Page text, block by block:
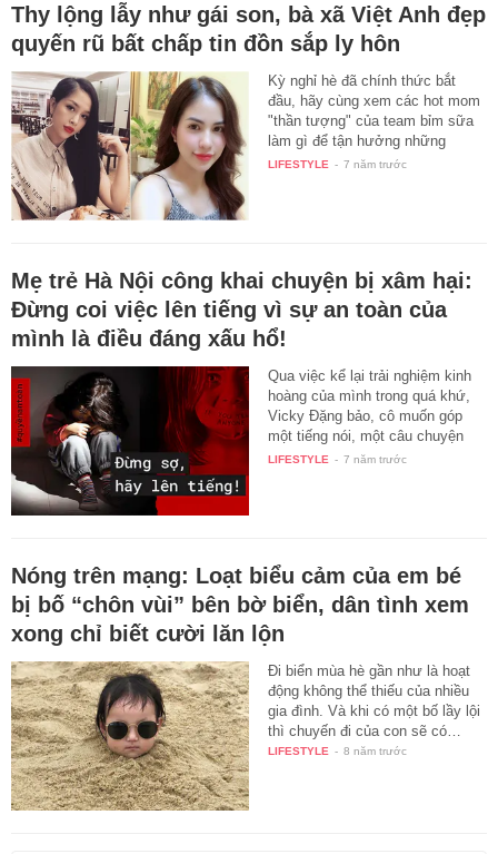
Thy lộng lẫy như gái son, bà xã Việt Anh đẹp
quyến rũ bất chấp tin đồn sắp ly hôn
Kỳ nghỉ hè đã chính thức bắt
đầu, hãy cùng xem các hot mom
"thần tượng" của team bỉm sữa
làm gì để tận hưởng những
ngày…
LIFESTYLE - 7 năm trước
Mẹ trẻ Hà Nội công khai chuyện bị xâm hại:
Đừng coi việc lên tiếng vì sự an toàn của
mình là điều đáng xấu hổ!
Qua việc kể lại trải nghiệm kinh
hoàng của mình trong quá khứ,
Vicky Đặng bảo, cô muốn góp
một tiếng nói, một câu chuyện
có…
LIFESTYLE - 7 năm trước
Nóng trên mạng: Loạt biểu cảm của em bé
bị bố “chôn vùi” bên bờ biển, dân tình xem
xong chỉ biết cười lăn lộn
Đi biển mùa hè gần như là hoạt
động không thể thiếu của nhiều
gia đình. Và khi có một bố lầy lội
thì chuyến đi của con sẽ có…
LIFESTYLE - 8 năm trước